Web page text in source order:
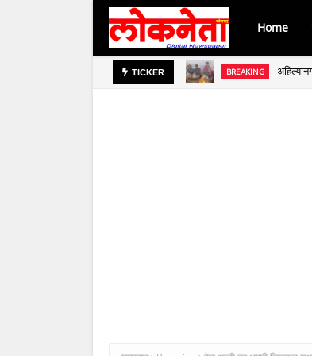
Home
TICKER
BREAKING
BREAKING जिल्हा